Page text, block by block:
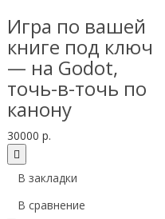
Игра по вашей
книге под ключ
— на Godot,
точь-в-точь по
канону
30000 р.
В закладки
В сравнение